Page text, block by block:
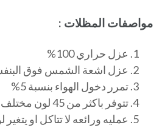
مواصفات المظلات :
عزل حراري 100%
عزل اشعة الشمس فوق
تمرر دخول الهواء بنسبة 5%
تتوفر باكثر من 45 لون مختلف
عمليه ورائعه لا تتاكل او يتغير